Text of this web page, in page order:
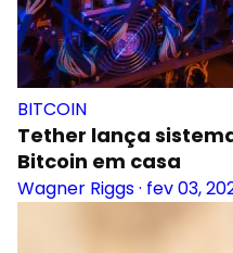
BITCOIN
Tether lança
Bitcoin em casa
Wagner Riggs· fev 03,